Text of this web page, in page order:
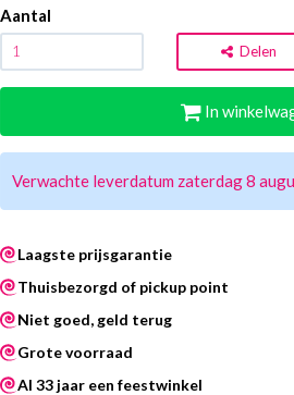
Aantal
Delen
In
Verwachte leverdatum zaterdag 8
Laagste prijsgarantie
Thuisbezorgd of pickup point
Niet goed, geld terug
Grote voorraad
Al 33 jaar een feestwinkel